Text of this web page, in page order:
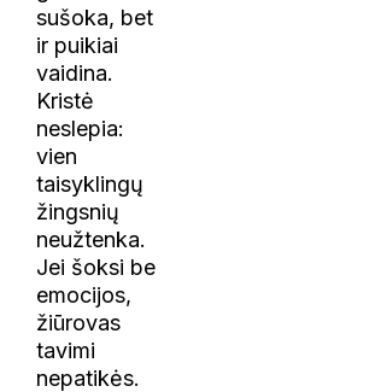
sušoka, bet
ir puikiai
vaidina.
Kristė
neslepia:
vien
taisyklingų
žingsnių
neužtenka.
Jei šoksi be
emocijos,
žiūrovas
tavimi
nepatikės.